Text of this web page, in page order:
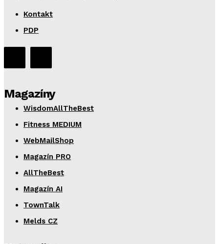
Kontakt
PDP
Magazíny
WisdomAllTheBest
Fitness MEDIUM
WebMailShop
Magazín PRO
AllTheBest
Magazín AI
TownTalk
Melds CZ